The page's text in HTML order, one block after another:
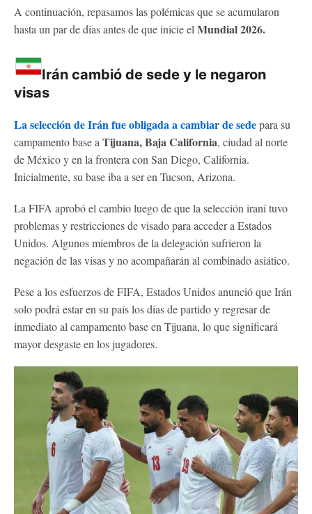
A continuación, repasamos las polémicas que se acumularon
hasta un par de días antes de que inicie el Mundial 2026.
Irán cambió de sede y le negaron
visas
La selección de Irán fue obligada a cambiar de sedepara su
campamento base a Tijuana, Baja California, ciudad al norte
de México y en la frontera con San Diego, California.
Inicialmente, su base iba a ser en Tucson, Arizona.
La FIFA aprobó el cambio luego de que la selección iraní tuvo
problemas y restricciones de visado para acceder a Estados
Unidos. Algunos miembros de la delegación sufrieron la
negación de las visas y no acompañarán al combinado asiático.
Pese a los esfuerzos de FIFA, Estados Unidos anunció que Irán
solo podrá estar en su país los días de partido y regresar de
inmediato al campamento base en Tijuana, lo que significará
mayor desgaste en los jugadores.